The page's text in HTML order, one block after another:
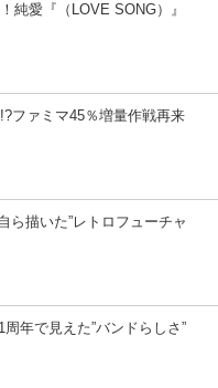
純愛『（LOVE SONG）』
ファミマ45％増量作戦再来
描いた”レトロフューチャ
年で見えた”バンドらしさ”